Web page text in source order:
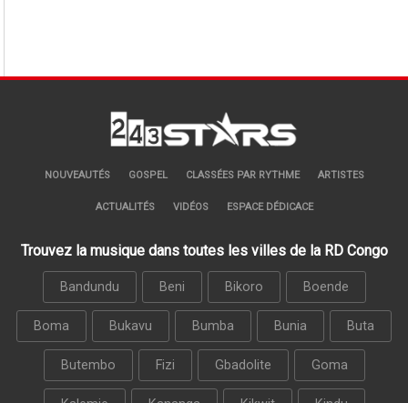
NOUVEAUTÉS GOSPEL CLASSÉES PAR RYTHME ARTISTES
ACTUALITÉS VIDÉOS ESPACE DÉDICACE
Trouvez la musique dans toutes les villes de la RD Congo
Bandundu Beni Bikoro Boende
Boma Bukavu Bumba Bunia Buta
Butembo Fizi Gbadolite Goma